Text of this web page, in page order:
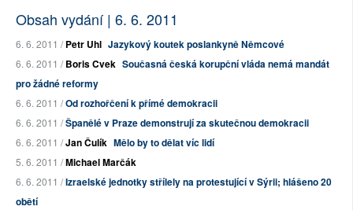
Obsah vydání | 6. 6. 2011
6. 6. 2011 /Petr Uhl Jazykový koutek poslankyně Němcové
6. 6. 2011 /Boris Cvek Současná česká korupční vláda nemá mandát
pro žádné reformy
6. 6. 2011 /Od rozhořčení k přímé demokracii
6. 6. 2011 /Španělé v Praze demonstrují za skutečnou demokracii
6. 6. 2011 /Jan Čulík Mělo by to dělat víc lidí
5. 6. 2011 /Michael Marčák
6. 6. 2011 /Izraelské jednotky střílely na protestující v Sýrii; hlášeno 20
obětí